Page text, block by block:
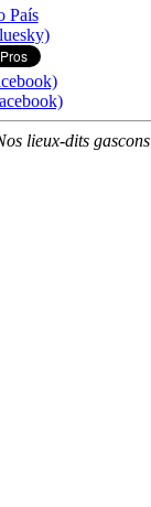
País
lieux-dits gascons